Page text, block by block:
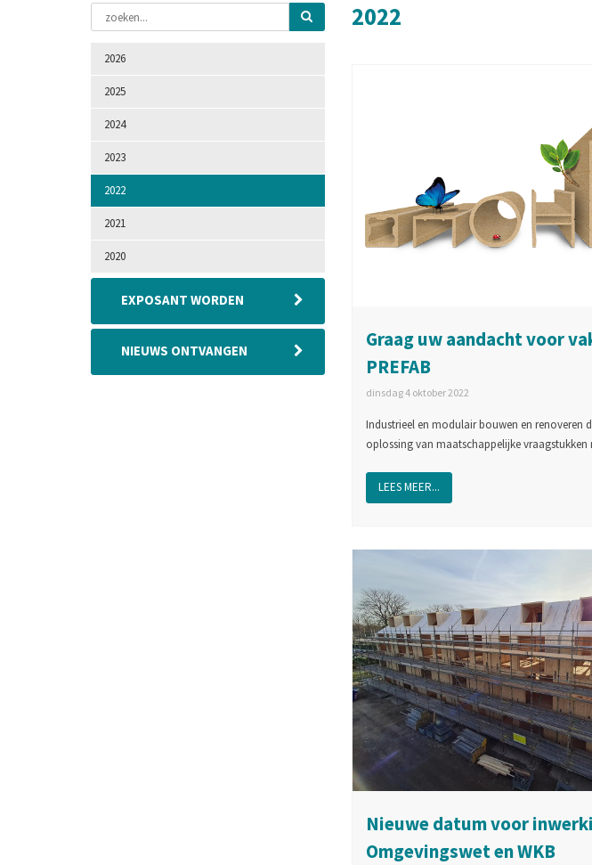
2026
2025
2024
2023
2022
2021
2020
EXPOSANT WORDEN
NIEUWS ONTVANGEN
2022
Graag uw aandacht voor
PREFAB
dinsdag 4 oktober 2022
Industrieel en modulair bouwen en renoveren
oplossing van maatschappelijke
LEES MEER...
Nieuwe datum voor
Omgevingswet en WKB